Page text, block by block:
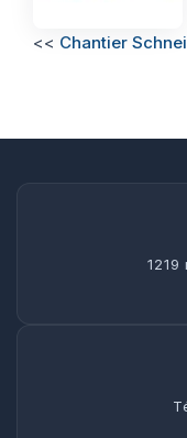
<< Chantier